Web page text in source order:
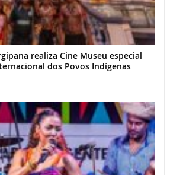
realiza Cine Museu especial
dos Povos Indígenas